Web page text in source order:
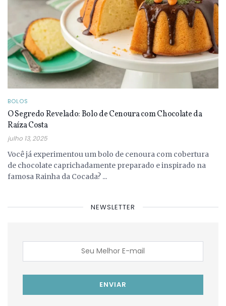
BOLOS
O Segredo Revelado: Bolo de Cenoura com Chocolate da
Raíza Costa
julho 13, 2025
Você já experimentou um bolo de cenoura com cobertura
de chocolate caprichadamente preparado e inspirado na
famosa Rainha da Cocada? ...
NEWSLETTER